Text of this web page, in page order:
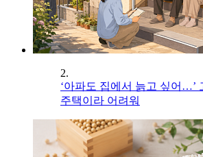
2.
‘아파도 집에서 늙고 싶어…’
주택이라 어려워